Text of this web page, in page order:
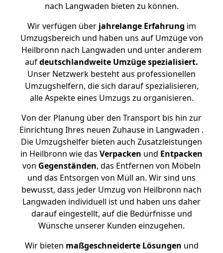
nach Langwaden bieten zu können.
Wir verfügen überjahrelange Erfahrung im
Umzugsbereich und haben uns auf Umzüge von
Heilbronn nach Langwaden und unter anderem
aufdeutschlandweite Umzüge spezialisiert.
Unser Netzwerk besteht aus professionellen
Umzugshelfern, die sich darauf spezialisieren,
alle Aspekte eines Umzugs zu organisieren.
Von der Planung über den Transport bis hin zur
Einrichtung Ihres neuen Zuhause in Langwaden .
Die Umzugshelfer bieten auch Zusatzleistungen
in Heilbronn wie das Verpacken und Entpacken
von Gegenständen, das Entfernen von Möbeln
und das Entsorgen von Müll an. Wir sind uns
bewusst, dass jeder Umzug von Heilbronn nach
Langwaden individuell ist und haben uns daher
darauf eingestellt, auf die Bedürfnisse und
Wünsche unserer Kunden einzugehen.
Wir bieten maßgeschneiderte Lösungen und